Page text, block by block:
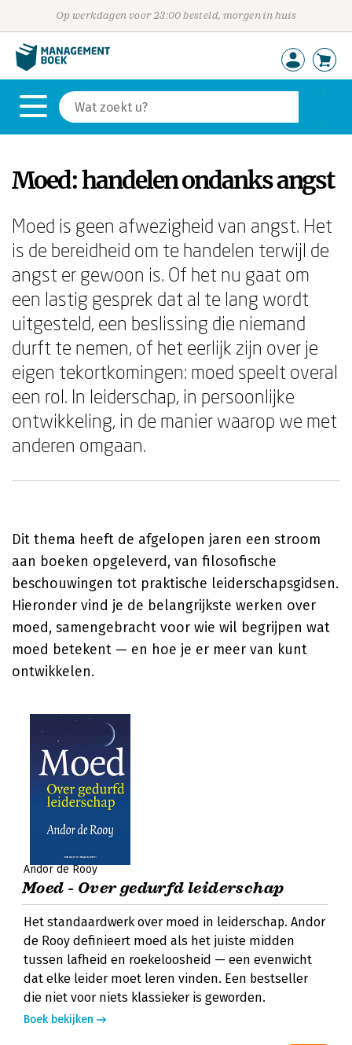
Op werkdagen voor 23:00 besteld, morgen in huis
Moed: handelen ondanks angst
Moed is geen afwezigheid van angst. Het
is de bereidheid om te handelen terwijl de
angst er gewoon is. Of het nu gaat om
een lastig gesprek dat al te lang wordt
uitgesteld, een beslissing die niemand
durft te nemen, of het eerlijk zijn over je
eigen tekortkomingen: moed speelt overal
een rol. In leiderschap, in persoonlijke
ontwikkeling, in de manier waarop we met
anderen omgaan.
Dit thema heeft de afgelopen jaren een stroom
aan boeken opgeleverd, van filosofische
beschouwingen tot praktische leiderschapsgidsen.
Hieronder vind je de belangrijkste werken over
moed, samengebracht voor wie wil begrijpen wat
moed betekent — en hoe je er meer van kunt
ontwikkelen.
Andor de Rooy
Moed - Over gedurfd leiderschap
Het standaardwerk over moed in leiderschap. Andor
de Rooy definieert moed als het juiste midden
tussen lafheid en roekeloosheid — een evenwicht
dat elke leider moet leren vinden. Een bestseller
die niet voor niets klassieker is geworden.
Boek bekijken